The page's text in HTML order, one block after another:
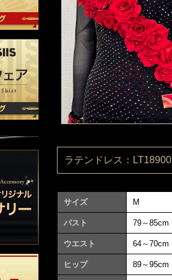
ラテンドレス：
サイズ M
バスト 79～85cm
ウエスト 64～70cm
ヒップ 89～95cm